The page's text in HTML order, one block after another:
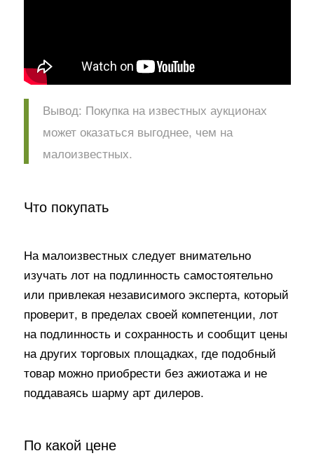
Вывод: Покупка на известных аукционах
может оказаться выгоднее, чем на
малоизвестных.
Что покупать
На малоизвестных следует внимательно
изучать лот на подлинность самостоятельно
или привлекая независимого эксперта, который
проверит, в пределах своей компетенции, лот
на подлинность и сохранность и сообщит цены
на других торговых площадках, где подобный
товар можно приобрести без ажиотажа и не
поддаваясь шарму арт дилеров.
По какой цене